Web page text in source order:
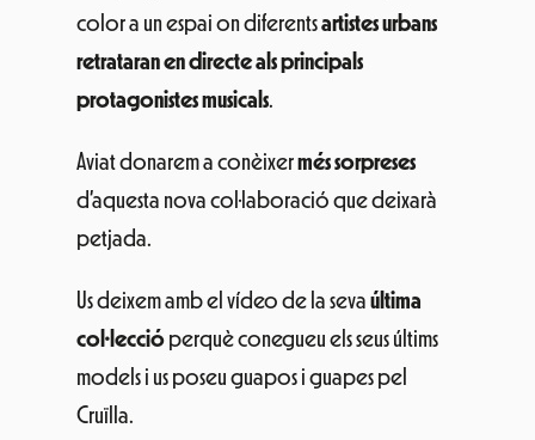
color a un espai on diferentsartistes urbans
retrataran en directe als principals
protagonistes musicals.
Aviat donarem a conèixermés sorpreses
d’aquesta nova col·laboració que deixarà
petjada.
Us deixem amb el vídeo de la seva última
col·lecció perquè conegueu els seus últims
models i us poseu guapos i guapes pel
Cruïlla.